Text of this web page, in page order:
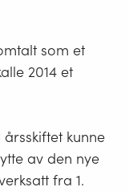
som et
2014 et
kunne
av den nye
fra 1.